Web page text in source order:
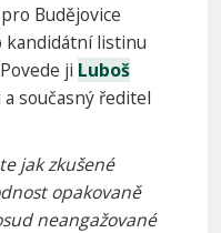
Budějovice
kandidátní listinu
ji Luboš
současný ředitel
jak zkušené
opakovaně
neangažované